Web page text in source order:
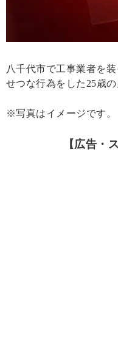
八千代市で工事業者を
せつな行為をした25歳
※写真はイメージです。
【広告・